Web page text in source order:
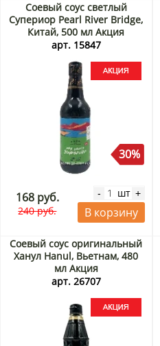
Соевый соус светлый
Супериор Pearl River Bridge,
Китай, 500 мл Акция
арт. 15847
30%
168 руб.
240 руб.
- шт +
В корзину
Соевый соус оригинальный
Ханул Hanul, Вьетнам, 480
мл Акция
арт. 26707